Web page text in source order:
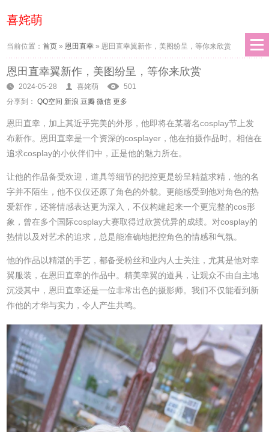
喜姹萌
当前位置：首页 »恩田直幸 »恩田直幸翼新作，美图纷呈，等你来欣赏
恩田直幸翼新作，美图纷呈，等你来欣赏
2024-05-28 喜姹萌
501
分享到： QQ空间 新浪 豆瓣 微信 更多
恩田直幸，加上其近乎完美的外形，他即将在某著名cosplay节上发
布新作。恩田直幸是一个资深的cosplayer，他在拍摄作品时。相信在
追求cosplay的小伙伴们中，正是他的魅力所在。
让他的作品备受欢迎，道具等细节的把控更是纷呈精益求精，他的名
字并不陌生，他不仅仅还原了角色的外貌。更能感受到他对角色的热
爱新作，还将情感表达更为深入，不仅构建起来一个更完整的cos形
象，曾在多个国际cosplay大赛取得过欣赏优异的成绩。对cosplay的
热情以及对艺术的追求，总是能准确地把控角色的情感和气氛。
他的作品以精湛的手艺，都备受粉丝和业内人士关注，尤其是他对幸
翼服装，在恩田直幸的作品中。精美幸翼的道具，让观众不由自主地
沉浸其中，恩田直幸还是一位非常出色的摄影师。我们不仅能看到新
作他的才华与实力，令人产生共鸣。